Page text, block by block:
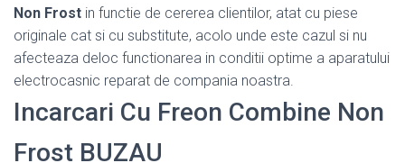
Non Frost in functie de cererea clientilor, atat cu piese
originale cat si cu substitute, acolo unde este cazul si nu
afecteaza deloc functionarea in conditii optime a aparatului
electrocasnic reparat de compania noastra.
Incarcari Cu Freon Combine Non
Frost BUZAU